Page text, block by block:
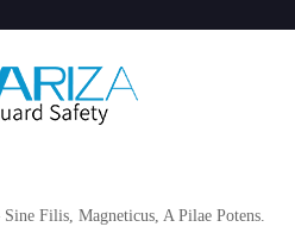
Filis, Magneticus, A Pilae Potens.